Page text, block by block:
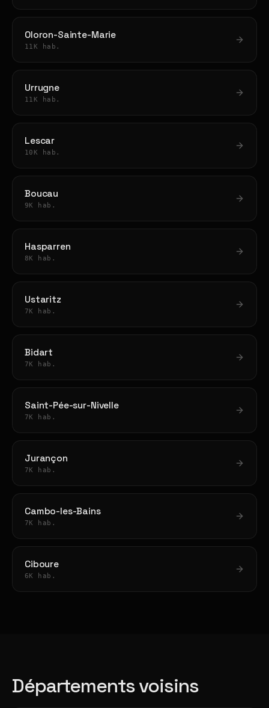
Oloron-Sainte-Marie
11K hab.
Urrugne
11K hab.
Lescar
10K hab.
Boucau
9K hab.
Hasparren
8K hab.
Ustaritz
7K hab.
Bidart
7K hab.
Saint-Pée-sur-Nivelle
7K hab.
Jurançon
7K hab.
Cambo-les-Bains
7K hab.
Ciboure
6K hab.
Départements voisins